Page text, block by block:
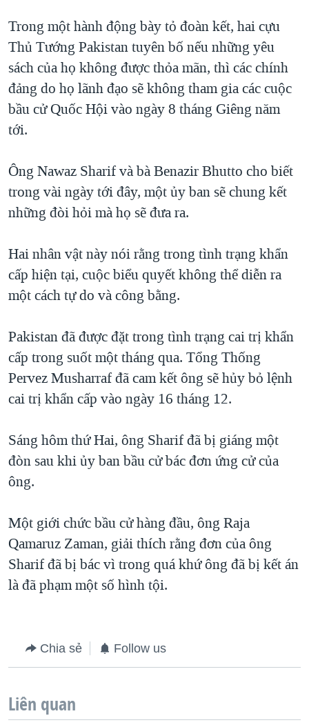
KINH TẾ
KHOA HỌC
SỨC KHOẺ
VĂN HOÁ
MỘT NĂM CHIẾN TRANH TẠI DẢI GAZA
GIẢI MÃ VÀNH ĐAI & CON ĐƯỜNG
NGÀY TỊ NẠN THẾ GIỚI
TRỊNH VĨNH BÌNH - NGƯỜI HẠ 'BÊN THẮNG CUỘC'
CÁC GIÁ TRỊ CỘNG HÒA Ở VIỆT NAM
THƯỢNG ĐỈNH TRUMP-KIM TẠI VIỆT NAM
TRỊNH VĨNH BÌNH VS. CHÍNH PHỦ VIỆT NAM
NGƯ DÂN VIỆT VÀ LÀN SÓNG TRỘM HẢI SÂM
BÊN KIA QUỐC LỘ: TIẾNG VỌNG TỪ NÔNG THÔN MỸ
QUAN HỆ VIỆT MỸ
MẠNG XÃ HỘI
Ngôn ngữ khác
Trong một hành động bày tỏ đoàn kết, hai cựu
Thủ Tướng Pakistan tuyên bố nếu những yêu
sách của họ không được thỏa mãn, thì các chính
đảng do họ lãnh đạo sẽ không tham gia các cuộc
bầu cử Quốc Hội vào ngày 8 tháng Giêng năm
tới.
Ông Nawaz Sharif và bà Benazir Bhutto cho biết
trong vài ngày tới đây, một ủy ban sẽ chung kết
những đòi hỏi mà họ sẽ đưa ra.
Hai nhân vật này nói rằng trong tình trạng khẩn
cấp hiện tại, cuộc biểu quyết không thể diễn ra
một cách tự do và công bằng.
Pakistan đã được đặt trong tình trạng cai trị khẩn
cấp trong suốt một tháng qua. Tổng Thống
Pervez Musharraf đã cam kết ông sẽ hủy bỏ lệnh
cai trị khẩn cấp vào ngày 16 tháng 12.
Sáng hôm thứ Hai, ông Sharif đã bị giáng một
đòn sau khi ủy ban bầu cử bác đơn ứng cử của
ông.
Một giới chức bầu cử hàng đầu, ông Raja
Qamaruz Zaman, giải thích rằng đơn của ông
Sharif đã bị bác vì trong quá khứ ông đã bị kết án
là đã phạm một số hình tội.
Chia sẻ Follow us
Liên quan